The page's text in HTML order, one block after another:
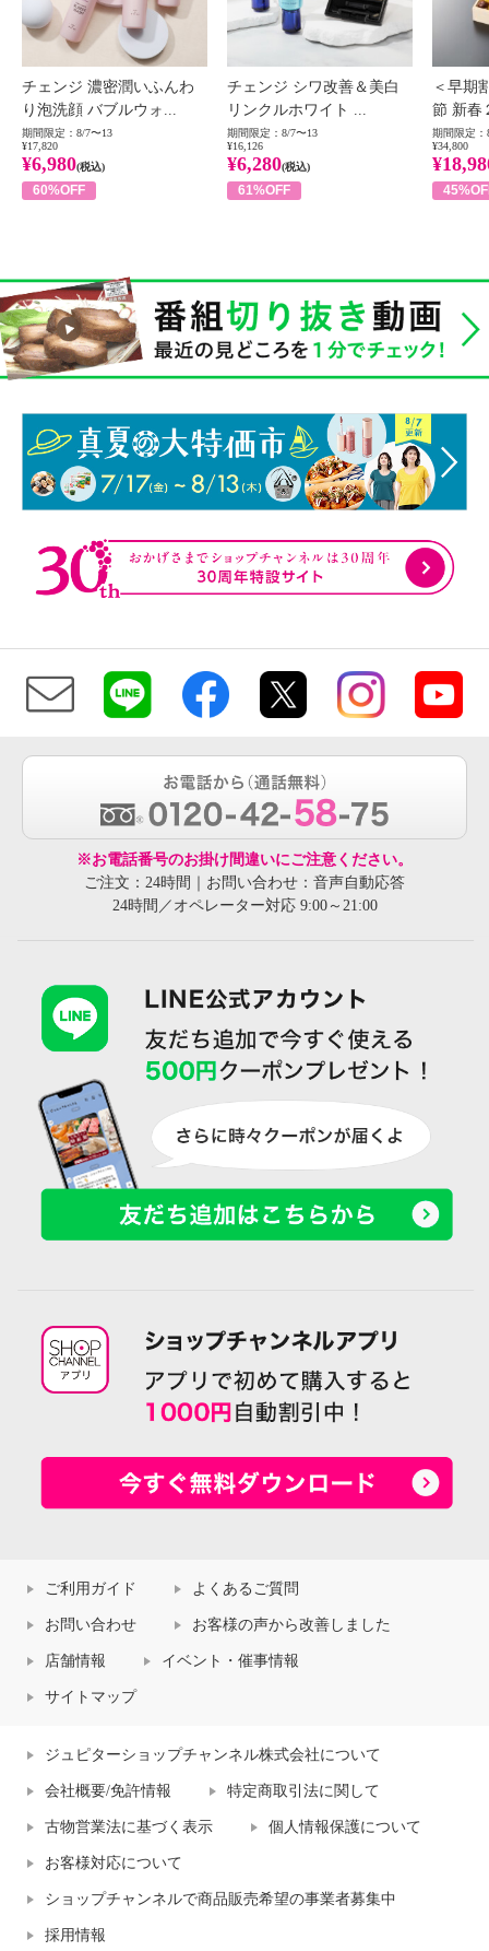
チェンジ 濃密潤いふんわ
り泡洗顔 バブルウォ...
期間限定：8/7〜13
¥17,820
¥6,980(税込)
60%OFF
チェンジ シワ改善＆美白
リンクルホワイト ...
期間限定：8/7〜13
¥16,126
¥6,280(税込)
61%OFF
＜早期
節 新春
期間限定：
¥34,800
※お電話番号のお掛け間違いにご注意ください。
ご注文：24時間｜お問い合わせ：音声自動応答
24時間／オペレーター対応 9:00～21:00
ご利用ガイド よくあるご質問
お問い合わせ お客様の声から改善しました
店舗情報 イベント・催事情報
サイトマップ
ジュピターショップチャンネル株式会社について
会社概要/免許情報 特定商取引法に関して
古物営業法に基づく表示 個人情報保護について
お客様対応について
ショップチャンネルで商品販売希望の事業者募集中
採用情報